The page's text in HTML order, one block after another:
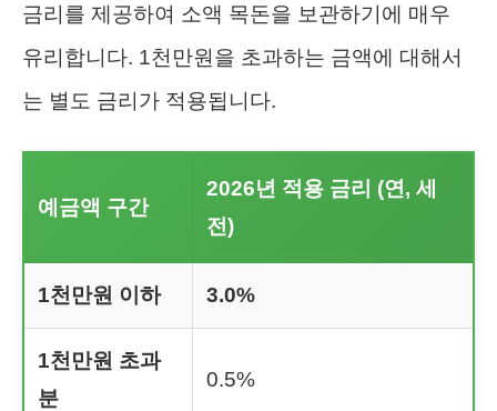
금리를 제공하여 소액 목돈을 보관하기에 매우
유리합니다. 1천만원을 초과하는 금액에 대해서
는 별도 금리가 적용됩니다.
예금액 구간
2026년 적용 금리 (연, 세
전)
1천만원 이하 3.0%
1천만원 초과
분
0.5%